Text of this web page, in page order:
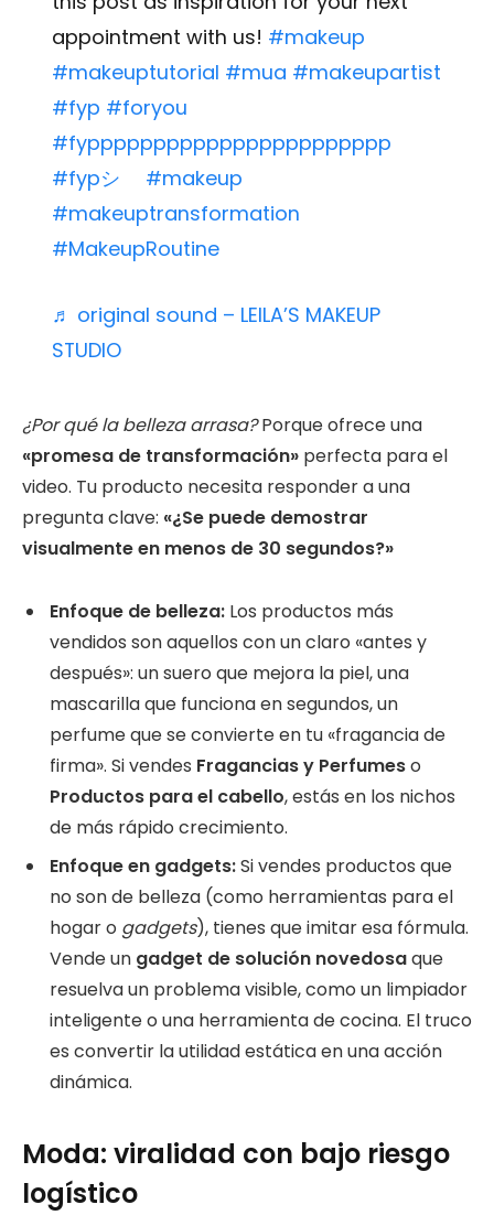
appointment with us! #makeup
#makeuptutorial #mua #makeupartist
#fyp #foryou
#fyppppppppppppppppppppppp
#fypシ゚
#makeup
#makeuptransformation
#MakeupRoutine
♬ original sound – LEILA’S MAKEUP
STUDIO
¿Por qué la belleza arrasa?Porque ofrece una
«promesa de transformación» perfecta para el
video. Tu producto necesita responder a una
pregunta clave: «¿Se puede demostrar
visualmente en menos de 30 segundos?»
Enfoque de belleza: Los productos más
vendidos son aquellos con un claro «antes y
después»: un suero que mejora la piel, una
mascarilla que funciona en segundos, un
perfume que se convierte en tu «fragancia de
firma». Si vendes Fragancias y Perfumeso
Productos para el cabello, estás en los nichos
de más rápido crecimiento.
Enfoque en gadgets:Si vendes productos que
no son de belleza (como herramientas para el
hogar o gadgets), tienes que imitar esa fórmula.
Vende un gadget de solución novedosaque
resuelva un problema visible, como un limpiador
inteligente o una herramienta de cocina. El truco
es convertir la utilidad estática en una acción
dinámica.
Moda: viralidad con bajo riesgo
logístico